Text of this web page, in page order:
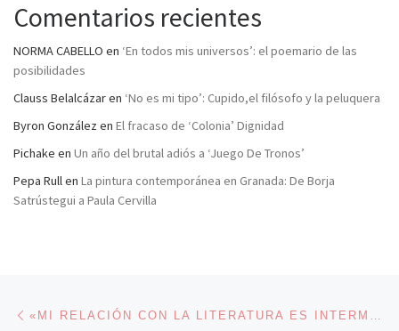
Comentarios recientes
NORMA CABELLO en ‘En todos mis universos’: el poemario de las
posibilidades
Clauss Belalcázaren ‘No es mi tipo’: Cupido,el filósofo y la peluquera
Byron González en El fracaso de ‘Colonia’ Dignidad
Pichake en Un año del brutal adiós a ‘Juego De Tronos’
Pepa Rullen La pintura contemporánea en Granada: De Borja
Satrústegui a Paula Cervilla
Navegación de entradas